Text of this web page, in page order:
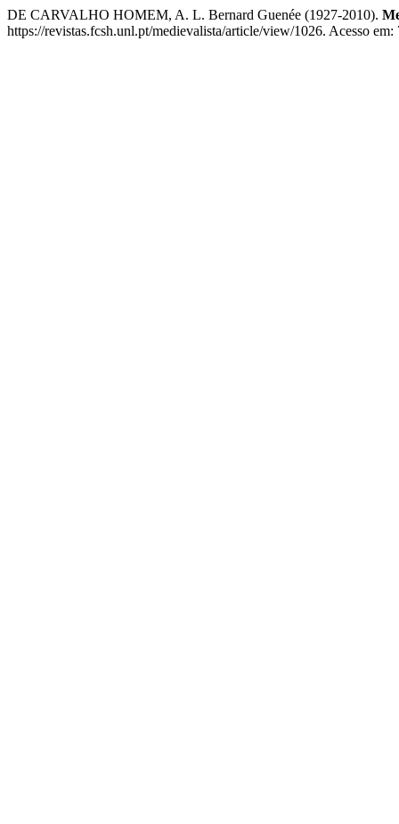
DE CARVALHO HOMEM, A. L. Bernard Guenée (1927-2010).
https://revistas.fcsh.unl.pt/medievalista/article/view/1026. Acesso em: